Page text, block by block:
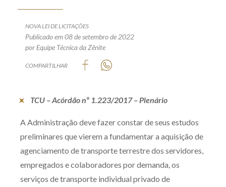
Termos de uso
Guia de Direitos dos Titulares de Dados
Produtos e serviços
Zênite Fácil IA
Zênite Play
Orientação por Escrito
NOVA LEI DE LICITAÇÕES
Publicado em 08 de setembro de 2022
por Equipe Técnica da Zênite
COMPARTILHAR
TCU – Acórdão nº 1.223/2017 – Plenário
A Administração deve fazer constar de seus estudos
preliminares que vierem a fundamentar a aquisição de
agenciamento de transporte terrestre dos servidores,
empregados e colaboradores por demanda, os
serviços de transporte individual privado de